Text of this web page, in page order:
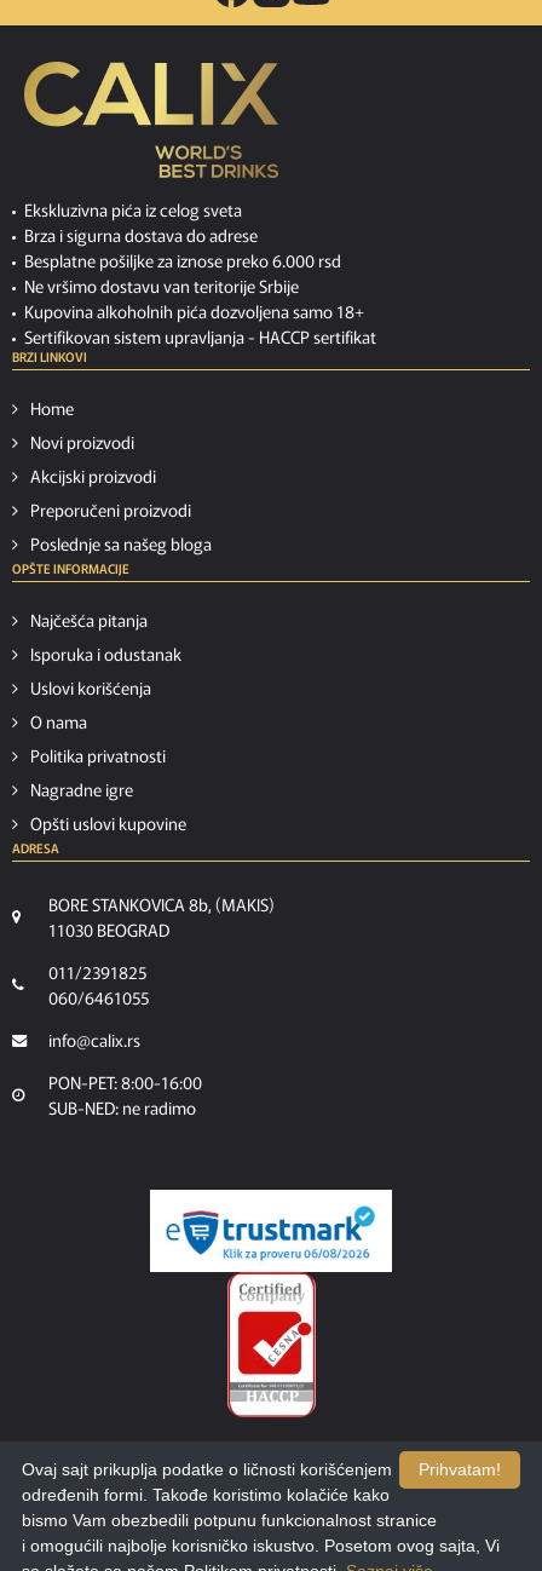
Ekskluzivna pića iz celog sveta
Brza i sigurna dostava do adrese
Besplatne pošiljke za iznose preko 6.000 rsd
Ne vršimo dostavu van teritorije Srbije
Kupovina alkoholnih pića dozvoljena samo 18+
Sertifikovan sistem upravljanja - HACCP sertifikat
BRZI LINKOVI
Home
Novi proizvodi
Akcijski proizvodi
Preporučeni proizvodi
Poslednje sa našeg bloga
OPŠTE INFORMACIJE
Najčešća pitanja
Isporuka i odustanak
Uslovi korišćenja
O nama
Politika privatnosti
Nagradne igre
Opšti uslovi kupovine
ADRESA
BORE STANKOVICA 8b, (MAKIS)
11030 BEOGRAD
011/2391825
060/6461055
info@calix.rs
PON-PET: 8:00-16:00
SUB-NED: ne radimo
Prihvatam!
Ovaj sajt prikuplja podatke o ličnosti korišćenjem
određenih formi. Takođe koristimo kolačiće kako
bismo Vam obezbedili potpunu funkcionalnost stranice
i omogućili najbolje korisničko iskustvo. Posetom ovog sajta, Vi